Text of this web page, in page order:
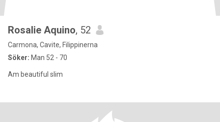
Rosalie Aquino, 52
Carmona, Cavite, Filippinerna
Söker: Man 52 - 70
Am beautiful slim